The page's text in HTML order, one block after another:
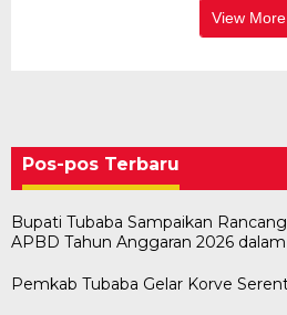
View More
Pos-pos Terbaru
Bupati Tubaba Sampaikan
APBD Tahun Anggaran 2026
Pemkab Tubaba Gelar Korve